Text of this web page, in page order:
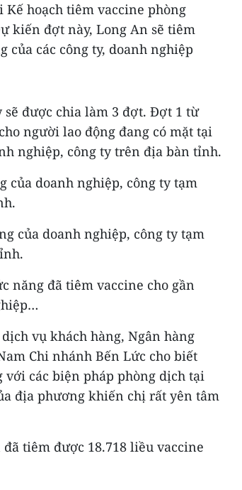
hoạch tiêm vaccine phòng
kiến đợt này, Long An sẽ tiêm
của các công ty, doanh nghiệp
được chia làm 3 đợt. Đợt 1 từ
người lao động đang có mặt tại
nghiệp, công ty trên địa bàn tỉnh.
của doanh nghiệp, công ty tạm
của doanh nghiệp, công ty tạm
năng đã tiêm vaccine cho gần
vụ khách hàng, Ngân hàng
Chi nhánh Bến Lức cho biết
với các biện pháp phòng dịch tại
địa phương khiến chị rất yên tâm
tiêm được 18.718 liều vaccine